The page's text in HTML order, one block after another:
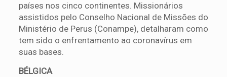
países nos cinco continentes. Missionários
assistidos pelo Conselho Nacional de Missões do
Ministério de Perus (Conampe), detalharam como
tem sido o enfrentamento ao coronavírus em
suas bases.
BÉLGICA